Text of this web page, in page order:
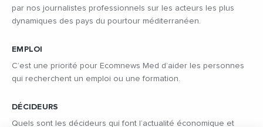
par nos journalistes professionnels sur les acteurs les plus
dynamiques des pays du pourtour méditerranéen.
EMPLOI
C’est une priorité pour Ecomnews Med d’aider les personnes
qui recherchent un emploi ou une formation.
DÉCIDEURS
Quels sont les décideurs qui font l’actualité économique et